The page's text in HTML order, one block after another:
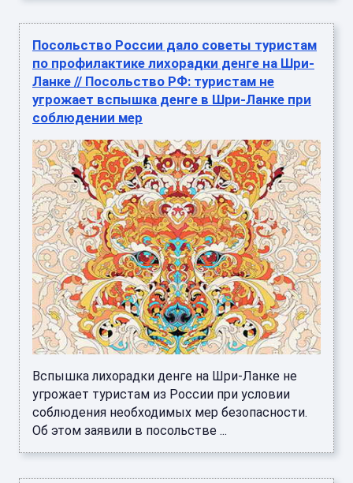
Посольство России дало советы туристам
по профилактике лихорадки денге на Шри-
Ланке // Посольство РФ: туристам не
угрожает вспышка денге в Шри-Ланке при
соблюдении мер
Вспышка лихорадки денге на Шри-Ланке не
угрожает туристам из России при условии
соблюдения необходимых мер безопасности.
Об этом заявили в посольстве ...